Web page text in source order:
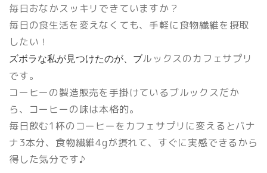
毎日おなかスッキリできていますか？
毎日の食生活を変えなくても、手軽に食物繊維を摂取
したい！
ズボラな私が見つけたのが、ブルックスのカフェサプリ
です。
コーヒーの製造販売を手掛けているブルックスだか
ら、コーヒーの味は本格的。
毎日飲む1杯のコーヒーをカフェサプリに変えるとバナ
ナ3本分、食物繊維4gが摂れて、すぐに実感できるから
得した気分です♪